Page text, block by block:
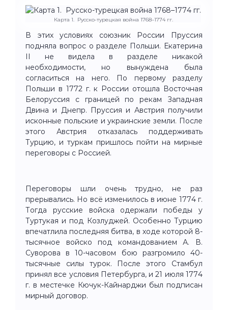
Карта 1. Русско-турецкая война 1768–1774 гг.
В этих условиях союзник России Пруссия
подняла вопрос о разделе Польши. Екатерина
II не видела в разделе никакой
необходимости, но вынуждена была
согласиться на него. По первому разделу
Польши в 1772 г. к России отошла Восточная
Белоруссия с границей по рекам Западная
Двина и Днепр. Пруссия и Австрия получили
исконные польские и украинские земли. После
этого Австрия отказалась поддерживать
Турцию, и туркам пришлось пойти на мирные
переговоры с Россией.
Переговоры шли очень трудно, не раз
прерывались. Но всё изменилось в июне 1774 г.
Тогда русские войска одержали победы у
Туртукая и под Козлуджей. Особенно Турцию
впечатлила последняя битва, в ходе которой 8-
тысячное войско под командованием А. В.
Суворова в 10-часовом бою разгромило 40-
тысячные силы турок. После этого Стамбул
принял все условия Петербурга, и 21 июля 1774
г. в местечке Кючук-Кайнарджи был подписан
мирный договор.